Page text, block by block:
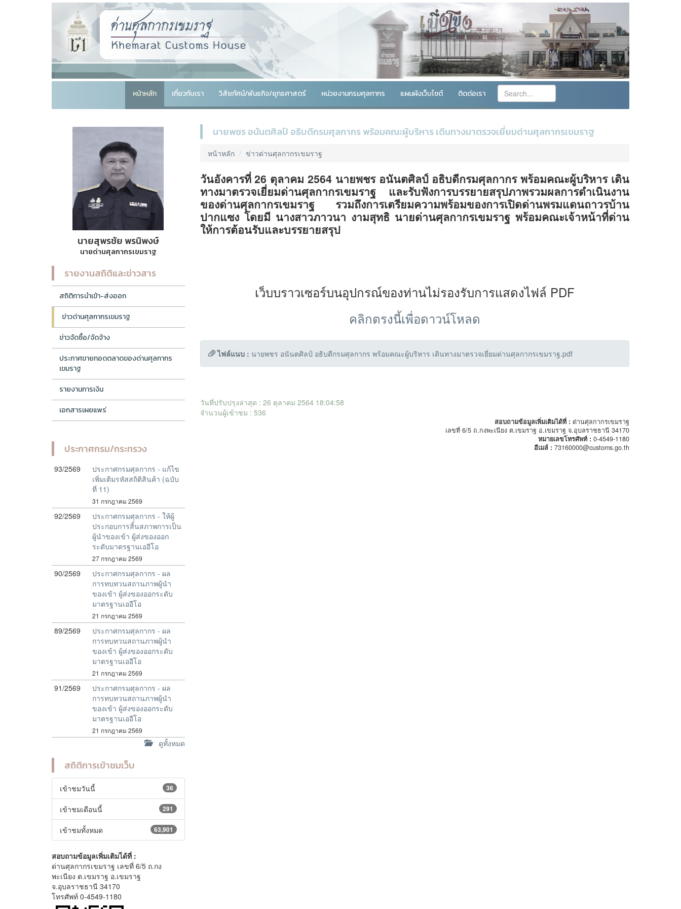
หน้าหลัก เกี่ยวกับเรา วิสัยทัศน์/พันธกิจ/ยุทธศาสตร์ หน่วยงานกรมศุลกากร แผนผังเว็บไซต์ ติดต่อเรา
นายสุพรชัย พรนิพงษ์
นายด่านศุลกากรเขมราฐ
รายงานสถิติและข่าวสาร
สถิติการนำเข้า-ส่งออก
ข่าวด่านศุลกากรเขมราฐ
ข่าวจัดซื้อ/จัดจ้าง
ประกาศขายทอดตลาดของด่านศุลกากร
เขมราฐ
รายงานการเงิน
เอกสารเผยแพร่
ประกาศกรม/กระทรวง
93/2569
ประกาศกรมศุลกากร - แก้ไข
เพิ่มเติมรหัสสถิติสินค้า (ฉบับ
ที่ 11)
31 กรกฎาคม 2569
92/2569
ประกาศกรมศุลกากร - ให้ผู้
ประกอบการสิ้นสภาพการเป็น
ผู้นำของเข้า ผู้ส่งของออก
ระดับมาตรฐานเออีโอ
27 กรกฎาคม 2569
90/2569
ประกาศกรมศุลกากร - ผล
การทบทวนสถานภาพผู้นำ
ของเข้า ผู้ส่งของออกระดับ
มาตรฐานเออีโอ
21 กรกฎาคม 2569
89/2569
ประกาศกรมศุลกากร - ผล
การทบทวนสถานภาพผู้นำ
ของเข้า ผู้ส่งของออกระดับ
มาตรฐานเออีโอ
21 กรกฎาคม 2569
91/2569
ประกาศกรมศุลกากร - ผล
การทบทวนสถานภาพผู้นำ
ของเข้า ผู้ส่งของออกระดับ
มาตรฐานเออีโอ
21 กรกฎาคม 2569
ดูทั้งหมด
สถิติการเข้าชมเว็บ
36
เข้าชมวันนี้
291
เข้าชมเดือนนี้
63,901
เข้าชมทั้งหมด
สอบถามข้อมูลเพิ่มเติมได้ที่ :
ด่านศุลกากรเขมราฐ เลขที่ 6/5 ถ.กง
พะเนียง ต.เขมราฐ อ.เขมราฐ
จ.อุบลราชธานี 34170
โทรศัพท์ 0-4549-1180
นายพชร อนันตศิลป์ อธิบดีกรมศุลกากร พร้อมคณะผู้บริหาร เดินทางมาตรวจเยี่ยมด่านศุลกากรเขมราฐ
หน้าหลัก ข่าวด่านศุลกากรเขมราฐ
วันอังคารที่ 26 ตุลาคม 2564 นายพชร อนันตศิลป์ อธิบดีกรมศุลกากร พร้อมคณะผู้บริหาร เดิน
ทางมาตรวจเยี่ยมด่านศุลกากรเขมราฐ และรับฟังการบรรยายสรุปภาพรวมผลการดำเนินงาน
ของด่านศุลกากรเขมราฐ รวมถึงการเตรียมความพร้อมของการเปิดด่านพรมแดนถาวรบ้าน
ปากแซง โดยมี นางสาวภาวนา งามสุทธิ นายด่านศุลกากรเขมราฐ พร้อมคณะเจ้าหน้าที่ด่าน
ให้การต้อนรับและบรรยายสรุป
เว็บบราวเซอร์บนอุปกรณ์ของท่านไม่รองรับการแสดงไฟล์ PDF
คลิกตรงนี้เพื่อดาวน์โหลด
ไฟล์แนบ : นายพชร อนันตศิลป์ อธิบดีกรมศุลกากร พร้อมคณะผู้บริหาร เดินทางมาตรวจเยี่ยมด่านศุลกากรเขมราฐ.pdf
วันที่ปรับปรุงล่าสุด : 26 ตุลาคม 2564 18:04:58
จำนวนผู้เข้าชม : 536
สอบถามข้อมูลเพิ่มเติมได้ที่ : ด่านศุลกากรเขมราฐ
เลขที่ 6/5 ถ.กงพะเนียง ต.เขมราฐ อ.เขมราฐ จ.อุบลราชธานี 34170
หมายเลขโทรศัพท์ : 0-4549-1180
อีเมล์ : 73160000@customs.go.th